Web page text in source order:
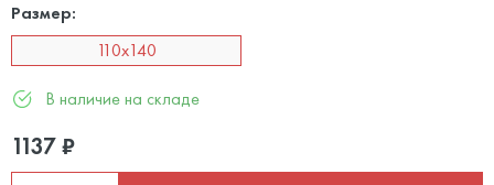
Размер:
110x140
В наличие на складе
1137₽